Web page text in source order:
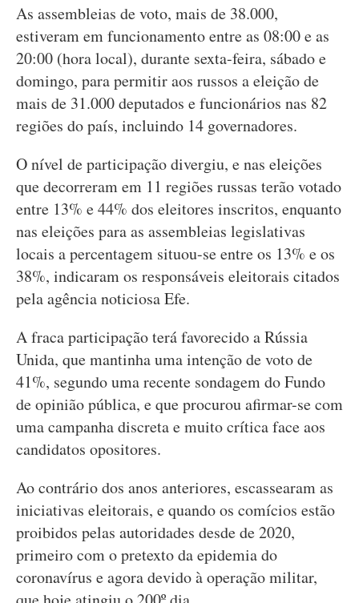
As assembleias de voto, mais de 38.000,
estiveram em funcionamento entre as 08:00 e as
20:00 (hora local), durante sexta-feira, sábado e
domingo, para permitir aos russos a eleição de
mais de 31.000 deputados e funcionários nas 82
regiões do país, incluindo 14 governadores.
O nível de participação divergiu, e nas eleições
que decorreram em 11 regiões russas terão votado
entre 13% e 44% dos eleitores inscritos, enquanto
nas eleições para as assembleias legislativas
locais a percentagem situou-se entre os 13% e os
38%, indicaram os responsáveis eleitorais citados
pela agência noticiosa Efe.
A fraca participação terá favorecido a Rússia
Unida, que mantinha uma intenção de voto de
41%, segundo uma recente sondagem do Fundo
de opinião pública, e que procurou afirmar-se com
uma campanha discreta e muito crítica face aos
candidatos opositores.
Ao contrário dos anos anteriores, escassearam as
iniciativas eleitorais, e quando os comícios estão
proibidos pelas autoridades desde de 2020,
primeiro com o pretexto da epidemia do
coronavírus e agora devido à operação militar,